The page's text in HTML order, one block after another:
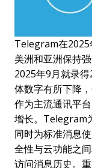
Telegram在2025
美洲和亚洲保持
2025年9月就录
体数字有所下降
作为主流通讯平
增长。Telegram
同时为标准消息
全性与云功能之
访问消息历史。